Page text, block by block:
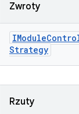
Zwroty
IModule
Strategy
Rzuty